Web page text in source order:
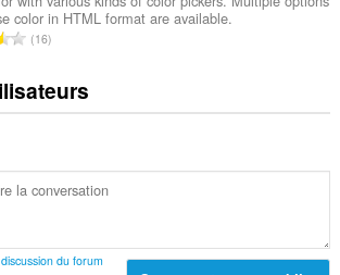
:n
o
e
s
t
a
e
n
e
s
r
e
o
t
d
e
t
color in HTML format are available.
N
b
t
o
l
16
du forum